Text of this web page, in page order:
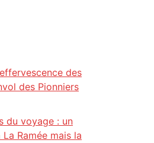
des
des Pionniers
du voyage : un
Ramée mais la